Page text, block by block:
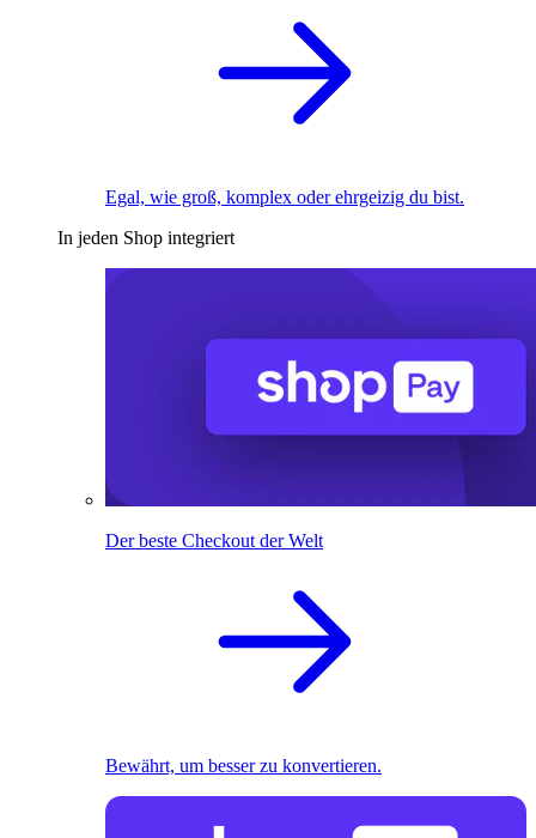
Egal, wie groß, komplex oder ehrgeizig du bist.
In jeden Shop integriert
Der beste Checkout der Welt
Bewährt, um besser zu konvertieren.